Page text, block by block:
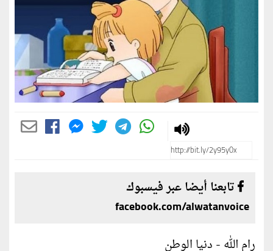
تابعنا أيضا عبر فيسبوك
facebook.com/alwatanvoice
رام الله - دنيا الوطن